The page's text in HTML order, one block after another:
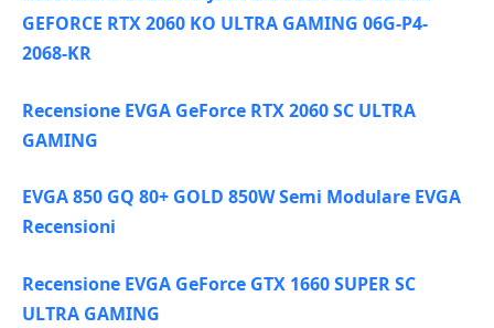
GEFORCE RTX 2060 KO ULTRA GAMING 06G-P4-
2068-KR
Recensione EVGA GeForce RTX 2060 SC ULTRA
GAMING
EVGA 850 GQ 80+ GOLD 850W Semi Modulare EVGA
Recensioni
Recensione EVGA GeForce GTX 1660 SUPER SC
ULTRA GAMING